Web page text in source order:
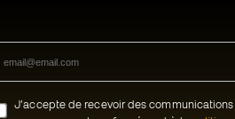
J’accepte de recevoir des